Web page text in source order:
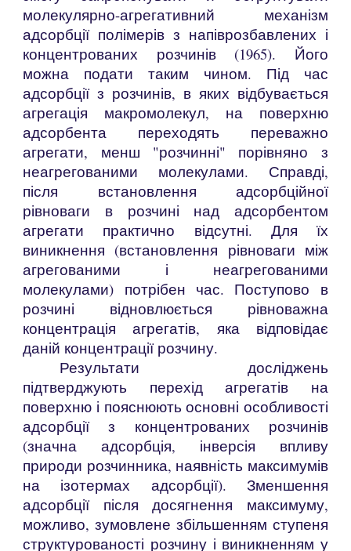
молекулярно-агрегативний механізм
адсорбції полімерів з напіврозбавлених і
концентрованих розчинів (1965). Його
можна подати таким чином. Під час
адсорбції з розчинів, в яких відбувається
агрегація макромолекул, на поверхню
адсорбента переходять переважно
агрегати, менш "розчинні" порівняно з
неагрегованими молекулами. Справді,
після встановлення адсорбційної
рівноваги в розчині над адсорбентом
агрегати практично відсутні. Для їх
виникнення (встановлення рівноваги між
агрегованими і неагрегованими
молекулами) потрібен час. Поступово в
розчині відновлюється рівноважна
концентрація агрегатів, яка відповідає
даній концентрації розчину.
Результати досліджень
підтверджують перехід агрегатів на
поверхню і пояснюють основні особливості
адсорбції з концентрованих розчинів
(значна адсорбція, інверсія впливу
природи розчинника, наявність максимумів
на ізотермах адсорбції). Зменшення
адсорбції після досягнення максимуму,
можливо, зумовлене збільшенням ступеня
структурованості розчину і виникненням у